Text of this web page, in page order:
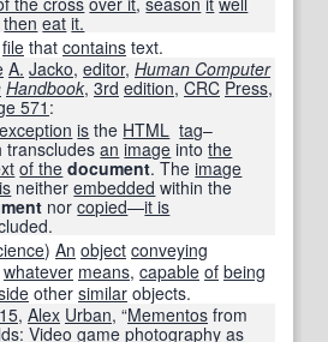
then eat it.
file that contains text.
A. Jacko, editor, Human Computer
Handbook, 3rd edition, CRC Press,
571 :
exception is the HTML tag–
transcludesan image intothe
of the document. Theimage
is neitherembedded within the
norcopied—it is
) An object conveying
whatever means, capable of being
other similar objects.
15, Alex Urban, “Mementos from
: Video game photography as